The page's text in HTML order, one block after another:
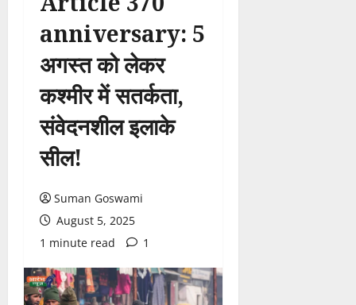
anniversary: 5
अगस्त को लेकर
कश्मीर में सतर्कता,
संवेदनशील इलाके
सील!
Suman Goswami
August 5, 2025
1 minute read
1